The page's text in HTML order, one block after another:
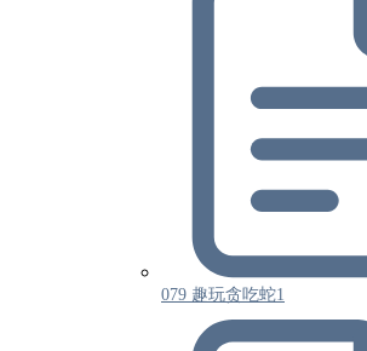
079 趣玩贪吃蛇1